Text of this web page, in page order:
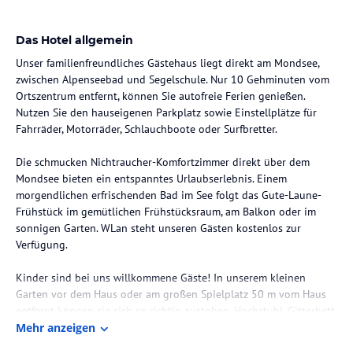
Das Hotel allgemein
Unser familienfreundliches Gästehaus liegt direkt am Mondsee,
zwischen Alpenseebad und Segelschule. Nur 10 Gehminuten vom
Ortszentrum entfernt, können Sie autofreie Ferien genießen.
Nutzen Sie den hauseigenen Parkplatz sowie Einstellplätze für
Fahrräder, Motorräder, Schlauchboote oder Surfbretter.
Die schmucken Nichtraucher-Komfortzimmer direkt über dem
Mondsee bieten ein entspanntes Urlaubserlebnis. Einem
morgendlichen erfrischenden Bad im See folgt das Gute-Laune-
Frühstück im gemütlichen Frühstücksraum, am Balkon oder im
sonnigen Garten. WLan steht unseren Gästen kostenlos zur
Verfügung.
Kinder sind bei uns willkommene Gäste! In unserem kleinen
Garten vor dem Haus oder am großen Spielplatz 50 m vom Haus
entfernt können sie sich so richtig austoben. Hochstuhl, Gitterbett
und Wasserkocher sind ein weiterer Service für Ihre Lieblinge.
Mehr anzeigen